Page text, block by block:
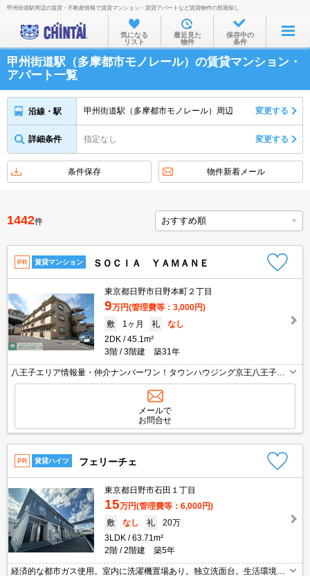
お部屋を探す
沿線・駅から
住所から
家賃相場から
不動産会社から
甲州街道駅周辺の賃貸・不動産情報で賃貸マンション・賃貸アパートなど賃貸物件の部屋探し
気になる
リスト
最近見た
物件
保存中の
条件
甲州街道駅（多摩都市モノレール）の賃貸マンション・
アパート一覧
沿線・駅 甲州街道駅（多摩都市モノレール）周辺 変更する
詳細条件 指定なし 変更する
条件保存 物件新着メール
1442件
PR 賃貸マンション ＳＯＣＩＡ ＹＡＭＡＮＥ
東京都日野市日野本町２丁目
9万円(管理費等：3,000円)
敷
1ヶ月 礼
なし
2DK
45.1m²
3階
3階建 築31年
八王子エリア情報量・仲介ナンバーワン！タウンハウジング京王八王子店
です!お客様用駐車場もございますので車でのご来店も大歓迎です！
メールで
お問合せ
PR 賃貸ハイツ フェリーチェ
東京都日野市石田１丁目
15万円(管理費等：6,000円)
敷
なし 礼
20万
3LDK
63.71m²
2階
2階建 築5年
経済的な都市ガス使用。室内に洗濯機置場あり。独立洗面台。生活環境良